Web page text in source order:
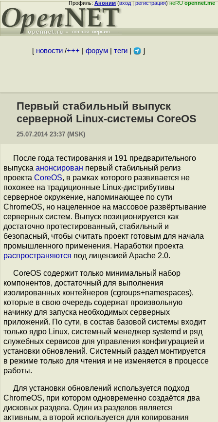
Профиль:Аноним(вход|регистрация)неRUopennet.me
[ новости/+++ форум| теги| ]
Первый стабильный выпуск
серверной Linux-системы CoreOS
25.07.2014 23:37 (MSK)
После года тестирования и 191 предварительного
выпуска анонсирован первый стабильный релиз
проекта CoreOS, в рамках которого развивается не
похожее на традиционные Linux-дистрибутивы
серверное окружение, напоминающее по сути
ChromeOS, но нацеленное на массовое развёртывание
серверных систем. Выпуск позиционируется как
достаточно протестированный, стабильный и
безопасный, чтобы считать проект готовым для начала
промышленного применения. Наработки проекта
распространяются под лицензией Apache 2.0.
CoreOS содержит только минимальный набор
компонентов, достаточный для выполнения
изолированных контейнеров (cgroups+namespaces),
которые в свою очередь содержат произвольную
начинку для запуска необходимых серверных
приложений. По сути, в состав базовой системы входит
только ядро Linux, системный менеджер systemd и ряд
служебных сервисов для управления конфигурацией и
установки обновлений. Системный раздел монтируется
в режиме только для чтения и не изменяется в процессе
работы.
Для установки обновлений используется подход
ChromeOS, при котором одновременно создаётся два
дисковых раздела. Один из разделов является
активным, а второй используется для копирования